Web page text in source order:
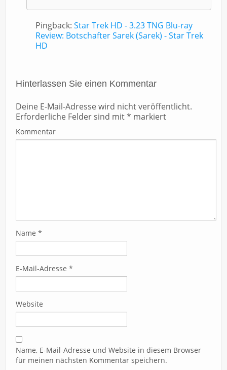
Pingback: Star Trek HD - 3.23 TNG Blu-ray
Review: Botschafter Sarek (Sarek) - Star Trek
HD
Hinterlassen Sie einen Kommentar
Deine E-Mail-Adresse wird nicht veröffentlicht.
Erforderliche Felder sind mit* markiert
Kommentar
Name *
E-Mail-Adresse *
Website
Name, E-Mail-Adresse und Website in diesem Browser
für meinen nächsten Kommentar speichern.